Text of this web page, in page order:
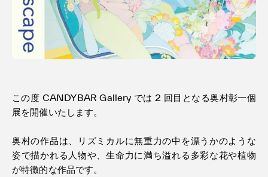
運営会社
お問い合わせ
この度 CANDYBAR Gallery では 2 回目となる奥村彰一個
展を開催いたします。
奥村の作品は、リズミカルに無重力の中を漂うかのような
姿で描かれる人物や、生命力に満ち溢れる多彩な花や植物
が特徴的な作品です。